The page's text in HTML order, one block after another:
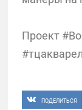
Проект
ПОДЕЛИТЬСЯ